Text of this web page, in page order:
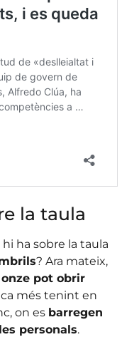
la taula
hi ha sobre la taula
? Ara mateix,
pot obrir
més tenint en
on es barregen
personals.